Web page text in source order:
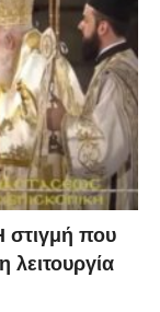
στιγμή που
λειτουργία